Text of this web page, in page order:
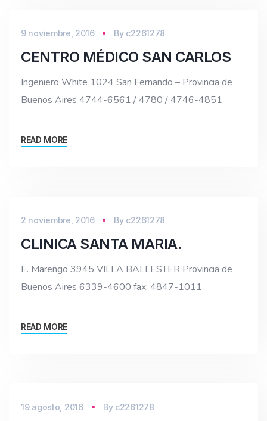
9 noviembre, 2016 By c2261278
CENTRO MÉDICO SAN CARLOS
Ingeniero White 1024 San Fernando – Provincia de
Buenos Aires 4744-6561 / 4780 / 4746-4851
READ MORE
2 noviembre, 2016 By c2261278
CLINICA SANTA MARIA.
E. Marengo 3945 VILLA BALLESTER Provincia de
Buenos Aires 6339-4600 fax: 4847-1011
READ MORE
19 agosto, 2016 By c2261278